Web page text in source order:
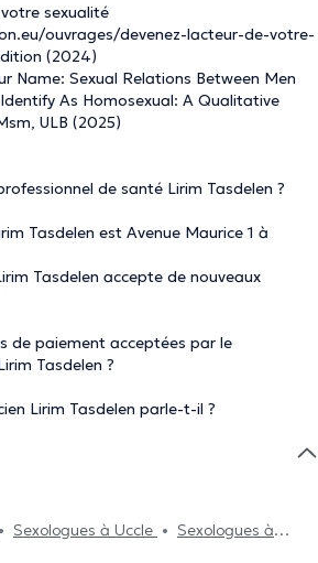
sexualité
ouvrages/devenez-lacteur-de-votre-
(2024)
Name: Sexual Relations Between Men
As Homosexual: A Qualitative
ULB (2025)
de santé Lirim Tasdelen ?
Tasdelen est Avenue Maurice 1 à
Tasdelen accepte de nouveaux
de paiement acceptées par le
Tasdelen ?
Lirim Tasdelen parle-t-il ?
Sexologues à Uccle
Sexologues à